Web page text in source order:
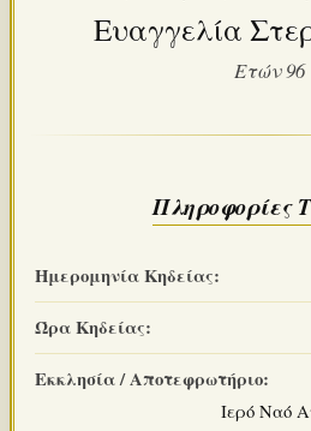
Ευαγγελία
Ετών 96
Πληροφορίες
Ημερομηνία Κηδείας:
Ώρα Κηδείας:
Εκκλησία / Αποτεφρωτήριο:
Ιερό Ναό